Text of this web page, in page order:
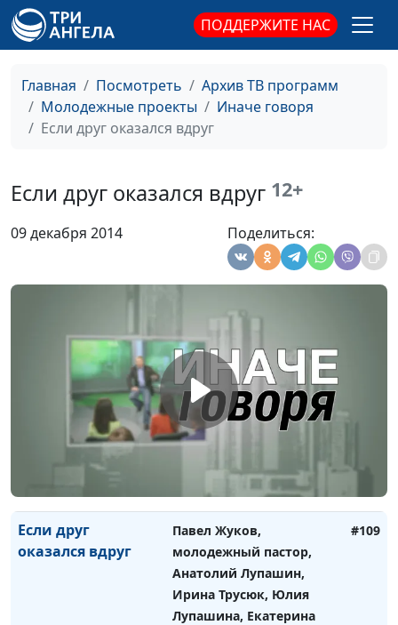
ПОДДЕРЖИТЕ НАС
Главная Посмотреть
Архив ТВ программ
Молодежные проекты
Иначе говоря
Если друг оказался вдруг
Если друг оказался вдруг 12+
09 декабря 2014 Поделиться:
Караульщикова, Андрей
Карганов, Анастасия
Солдатова, Мария
Сорокина, Наталья
Булатова
священнослужитель,
Виктория Булатова,
Караульщикова, Анжела
Бузина, Михаил
Титовский, Елена
Вектор поклонения
Павел Жуков,
молодежный пастор,
Анатолий Лупашин,
Ирина Трусюк, Юлия
Лупашина, Екатерина
Петреева, Александр
Баринов
Если друг
оказался вдруг
Павел Жуков,
молодежный пастор,
Анатолий Лупашин,
Ирина Трусюк, Юлия
Лупашина, Екатерина
#109